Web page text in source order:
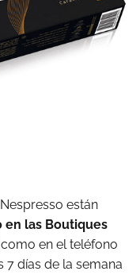
están
en las Boutiques
como en el teléfono
7 días de la semana